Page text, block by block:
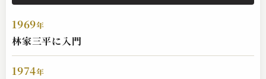
ぼやき酒屋
1969年
林家三平に入門
1974年